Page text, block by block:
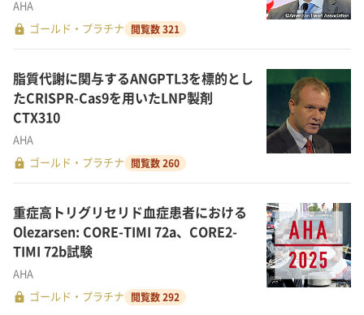
AHA
lock ゴールド・プラチナ 閲覧数 321
脂質代謝に関与するANGPTL3を標的とし
たCRISPR-Cas9を用いたLNP製剤
CTX310
AHA
lock ゴールド・プラチナ 閲覧数 260
重症高トリグリセリド血症患者における
Olezarsen: CORE-TIMI 72a、CORE2-
TIMI 72b試験
AHA
lock ゴールド・プラチナ 閲覧数 292